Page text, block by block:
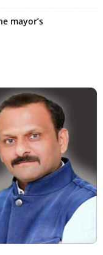
mayor’s